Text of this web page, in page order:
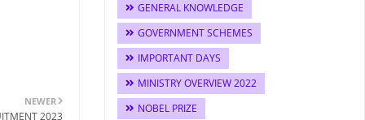
NEWER
2023
GENERAL KNOWLEDGE
GOVERNMENT SCHEMES
IMPORTANT DAYS
MINISTRY OVERVIEW 2022
NOBEL PRIZE